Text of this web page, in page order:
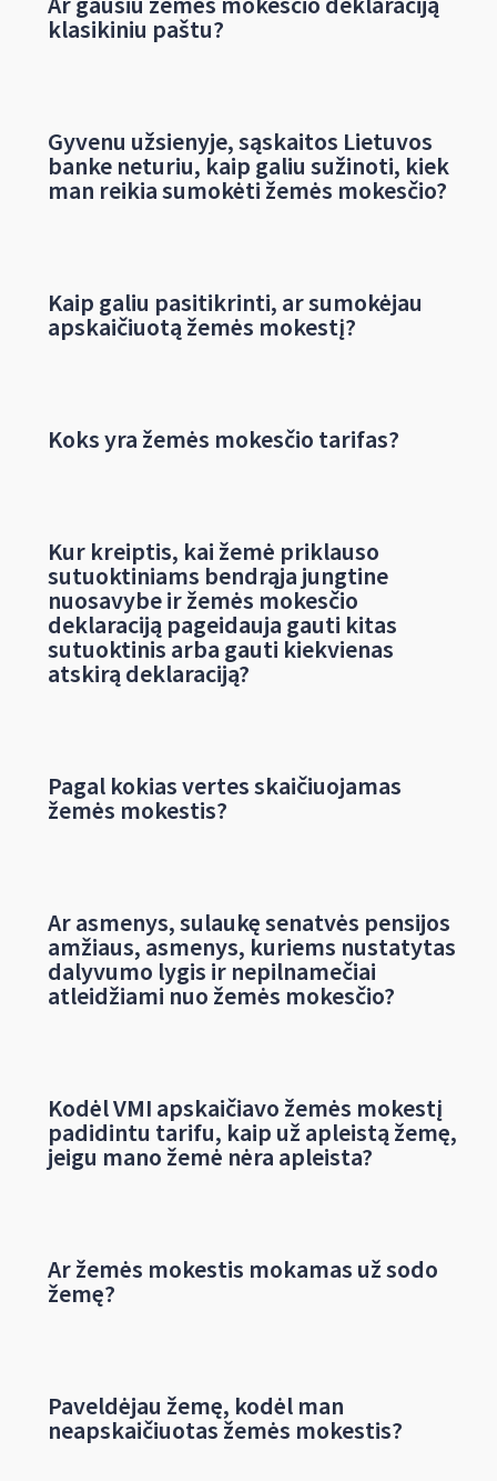
klasikiniu paštu?
Gyvenu užsienyje, sąskaitos Lietuvos
banke neturiu, kaip galiu sužinoti, kiek
man reikia sumokėti žemės mokesčio?
Kaip galiu pasitikrinti, ar sumokėjau
apskaičiuotą žemės mokestį?
Koks yra žemės mokesčio tarifas?
Kur kreiptis, kai žemė priklauso
sutuoktiniams bendrąja jungtine
nuosavybe ir žemės mokesčio
deklaraciją pageidauja gauti kitas
sutuoktinis arba gauti kiekvienas
atskirą deklaraciją?
Pagal kokias vertes skaičiuojamas
žemės mokestis?
Ar asmenys, sulaukę senatvės pensijos
amžiaus, asmenys, kuriems nustatytas
dalyvumo lygis ir nepilnamečiai
atleidžiami nuo žemės mokesčio?
Kodėl VMI apskaičiavo žemės mokestį
padidintu tarifu, kaip už apleistą žemę,
jeigu mano žemė nėra apleista?
Ar žemės mokestis mokamas už sodo
žemę?
Paveldėjau žemę, kodėl man
neapskaičiuotas žemės mokestis?